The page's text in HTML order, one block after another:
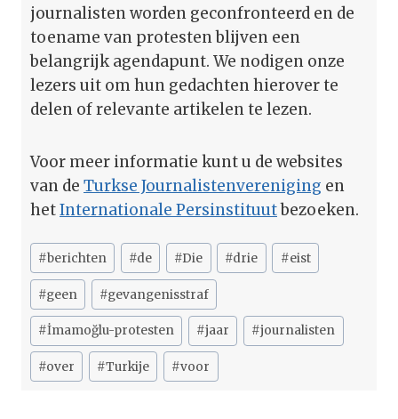
journalisten worden geconfronteerd en de
toename van protesten blijven een
belangrijk agendapunt. We nodigen onze
lezers uit om hun gedachten hierover te
delen of relevante artikelen te lezen.
Voor meer informatie kunt u de websites
van de Turkse Journalistenvereniging en
hetInternationale Persinstituutbezoeken.
Bericht
tags:
#berichten #de #Die #drie #eist
#geen #gevangenisstraf
#İmamoğlu-protesten #jaar #journalisten
#over #Turkije #voor